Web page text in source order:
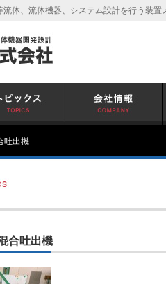
体、流体機器、システム設計を行う装置
吐出機
合吐出機